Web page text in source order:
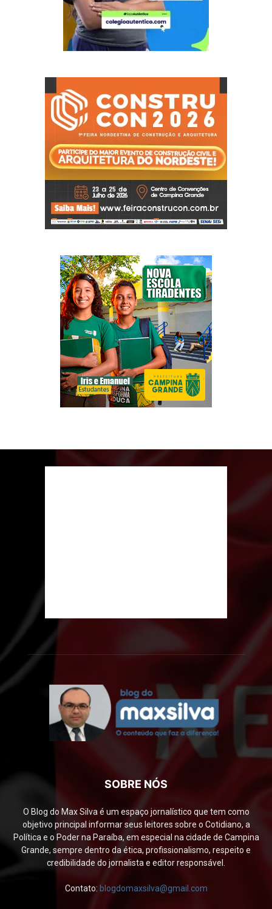
SOBRE NÓS
O Blog do Max Silva é um espaço jornalístico que tem como
objetivo principal informar seus leitores sobre o Cotidiano, a
Política e o Poder na Paraíba, em especial na cidade de Campina
Grande, sempre dentro da ética, profissionalismo, respeito e
credibilidade do jornalista e editor responsável.
Contato: blogdomaxsilva@gmail.com